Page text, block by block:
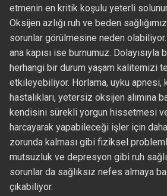
etmenin en kritik koşulu yeterli
Oksijen azlığı ruh ve beden
sorunlar görülmesine neden olabiliyor.
ana kapısı ise burnumuz. Dolayısıyla
herhangi bir durum yaşam kalitemizi
etkileyebiliyor. Horlama, uyku apnesi,
hastalıkları, yetersiz oksijen alımına
kendisini sürekli yorgun hissetmesi
harcayarak yapabileceği işler için
zorunda kalması gibi fiziksel
mutsuzluk ve depresyon gibi ruh
sorunlar da sağlıksız nefes almaya
çıkabiliyor.